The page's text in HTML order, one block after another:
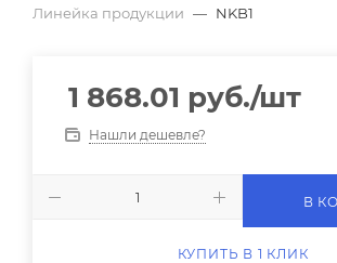
Линейка продукции — NKB1
1 868.01 руб./шт
Нашли дешевле?
В
КУПИТЬ В 1 КЛИК